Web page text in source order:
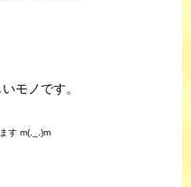
モノです。
す m(._.)m